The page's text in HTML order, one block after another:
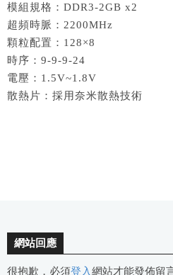
模組規格：DDR3-2GB x2
超頻時脈：2200MHz
顆粒配置：128×8
時序：9-9-9-24
電壓：1.5V~1.8V
散熱片：採用奈米散熱技術
網站回應
很抱歉，必須登入網站才能發佈留